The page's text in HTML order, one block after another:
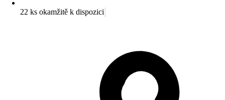
22 ks okamžitě k dispozici